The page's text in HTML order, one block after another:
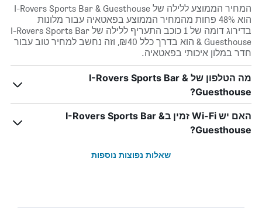
המחיר הממוצע ללילה של I-Rovers Sports Bar & Guesthouse
הוא 48% פחות מהמחיר הממוצע בפאטאיה עבור מלונות
בדירוג דומה של 1 כוכב התעריף ללילה של I-Rovers Sports Bar
& Guesthouse הוא בדרך כלל ₪40, וזה נחשב למחיר טוב עבור
חדר במלון איכותי בפאטאיה.
מה הטלפון של I-Rovers Sports Bar &
Guesthouse?
האם יש Wi-Fi זמין בI-Rovers Sports Bar &
Guesthouse?
שאלות נפוצות נוספות